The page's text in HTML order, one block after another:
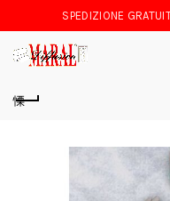
SPEDIZIONE